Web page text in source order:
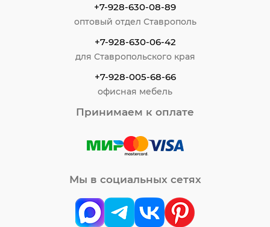
+7-928-630-08-89
оптовый отдел Ставрополь
+7-928-630-06-42
для Ставропольского края
+7-928-005-68-66
офисная мебель
Принимаем к оплате
Мы в социальных сетях